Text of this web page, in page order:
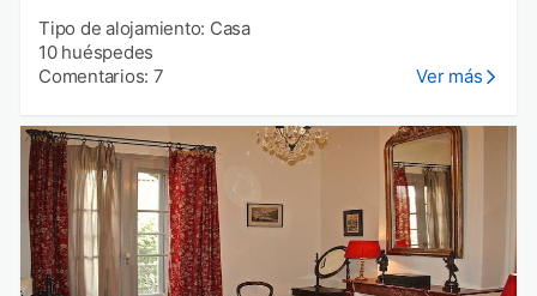
Tipo de alojamiento: Casa
10 huéspedes
Comentarios: 7
Ver más